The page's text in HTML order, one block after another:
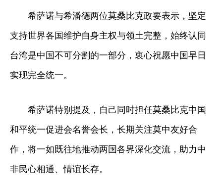
希萨诺与希潘德两位莫桑比克政要表示，坚定
支持世界各国维护自身主权与领土完整，始终认同
台湾是中国不可分割的一部分，衷心祝愿中国早日
实现完全统一。
希萨诺特别提及，自己同时担任莫桑比克中国
和平统一促进会名誉会长，长期关注莫中友好合
作，将一如既往地推动两国各界深化交流，助力中
非民心相通、情谊长存。